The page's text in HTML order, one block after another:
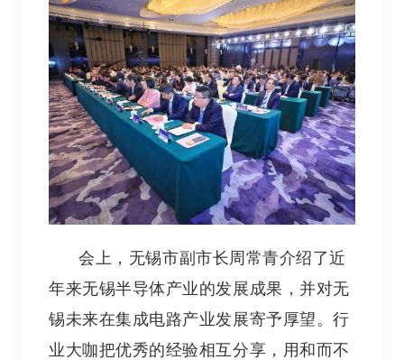
会上，无锡市副市长周常青介绍了近
年来无锡半导体产业的发展成果，并对无
锡未来在集成电路产业发展寄予厚望。行
业大咖把优秀的经验相互分享，用和而不